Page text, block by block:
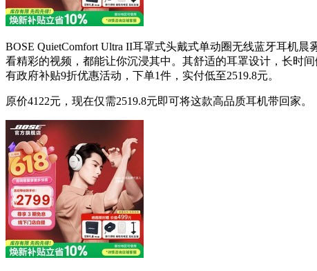
BOSE QuietComfort Ultra II耳罩式头戴式单动圈无线蓝牙耳机
看精彩的视频，都能让你沉浸其中。其舒适的耳罩设计，长时
有政府补贴9折优惠活动，下单1件，实付低至2519.8元。
原价4122元，现在仅需2519.8元即可将这款高品质耳机带回家。